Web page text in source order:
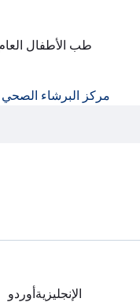
طب الأطفال
مركز البرشاء الصحي
الإنجليزية أوردو